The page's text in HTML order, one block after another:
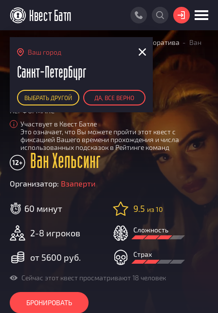
Ваш город
Санкт-Петербург
ВЫБРАТЬ ДРУГОЙ ДА, ВСЕ ВЕРНО
ВОЙТИ
РЕЙТИНГ КВЕСТОВ
КАРТА КВЕСТОВ
РЕЙТИНГ КОМАНД
Итоговый рейтинг
По количеству очков
По качеству игры
Список команд
ПОИСК КОМАНДЫ
КВЕСТ БАТЛ
Cashback
Как подсчитываются рейтинги
Новости
Партнерам
Квесты для корпоратива
Ван
Хельсинг
ПЕРФОРМАНС
i
Участвует в Квест Батле
Это означает, что Вы можете пройти этот квест с
фиксацией Вашего времени прохождения и числа
использованных подсказок в Рейтинге команд
Ван Хельсинг
12+
Организатор: Взаперти
60 минут
2-8 игроков
от 5600 руб.
9.5 из 10
Сложность
Страх
Сейчас этот квест просматривают 18 человек
БРОНИРОВАТЬ